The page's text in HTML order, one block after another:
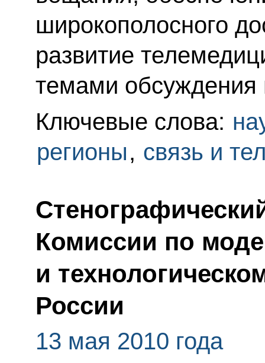
широкополосного
развитие
темами обсуждения
Ключевые слова:
регионы, связь и
Комиссии по
и
России
13 мая 2010 года